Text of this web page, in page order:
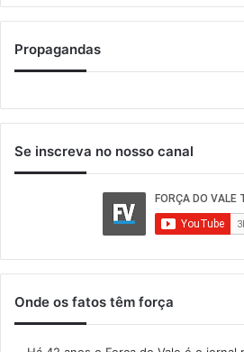
Propagandas
Se inscreva no nosso canal
Onde os fatos têm força